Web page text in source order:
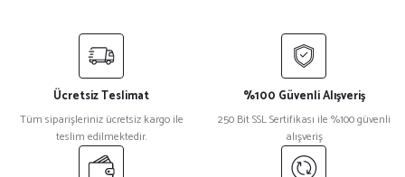
Ücretsiz Teslimat
Tüm siparişleriniz ücretsiz kargo ile
teslim edilmektedir.
%100 Güvenli Alışveriş
250 Bit SSL Sertifikası ile %100 güvenli
alışveriş